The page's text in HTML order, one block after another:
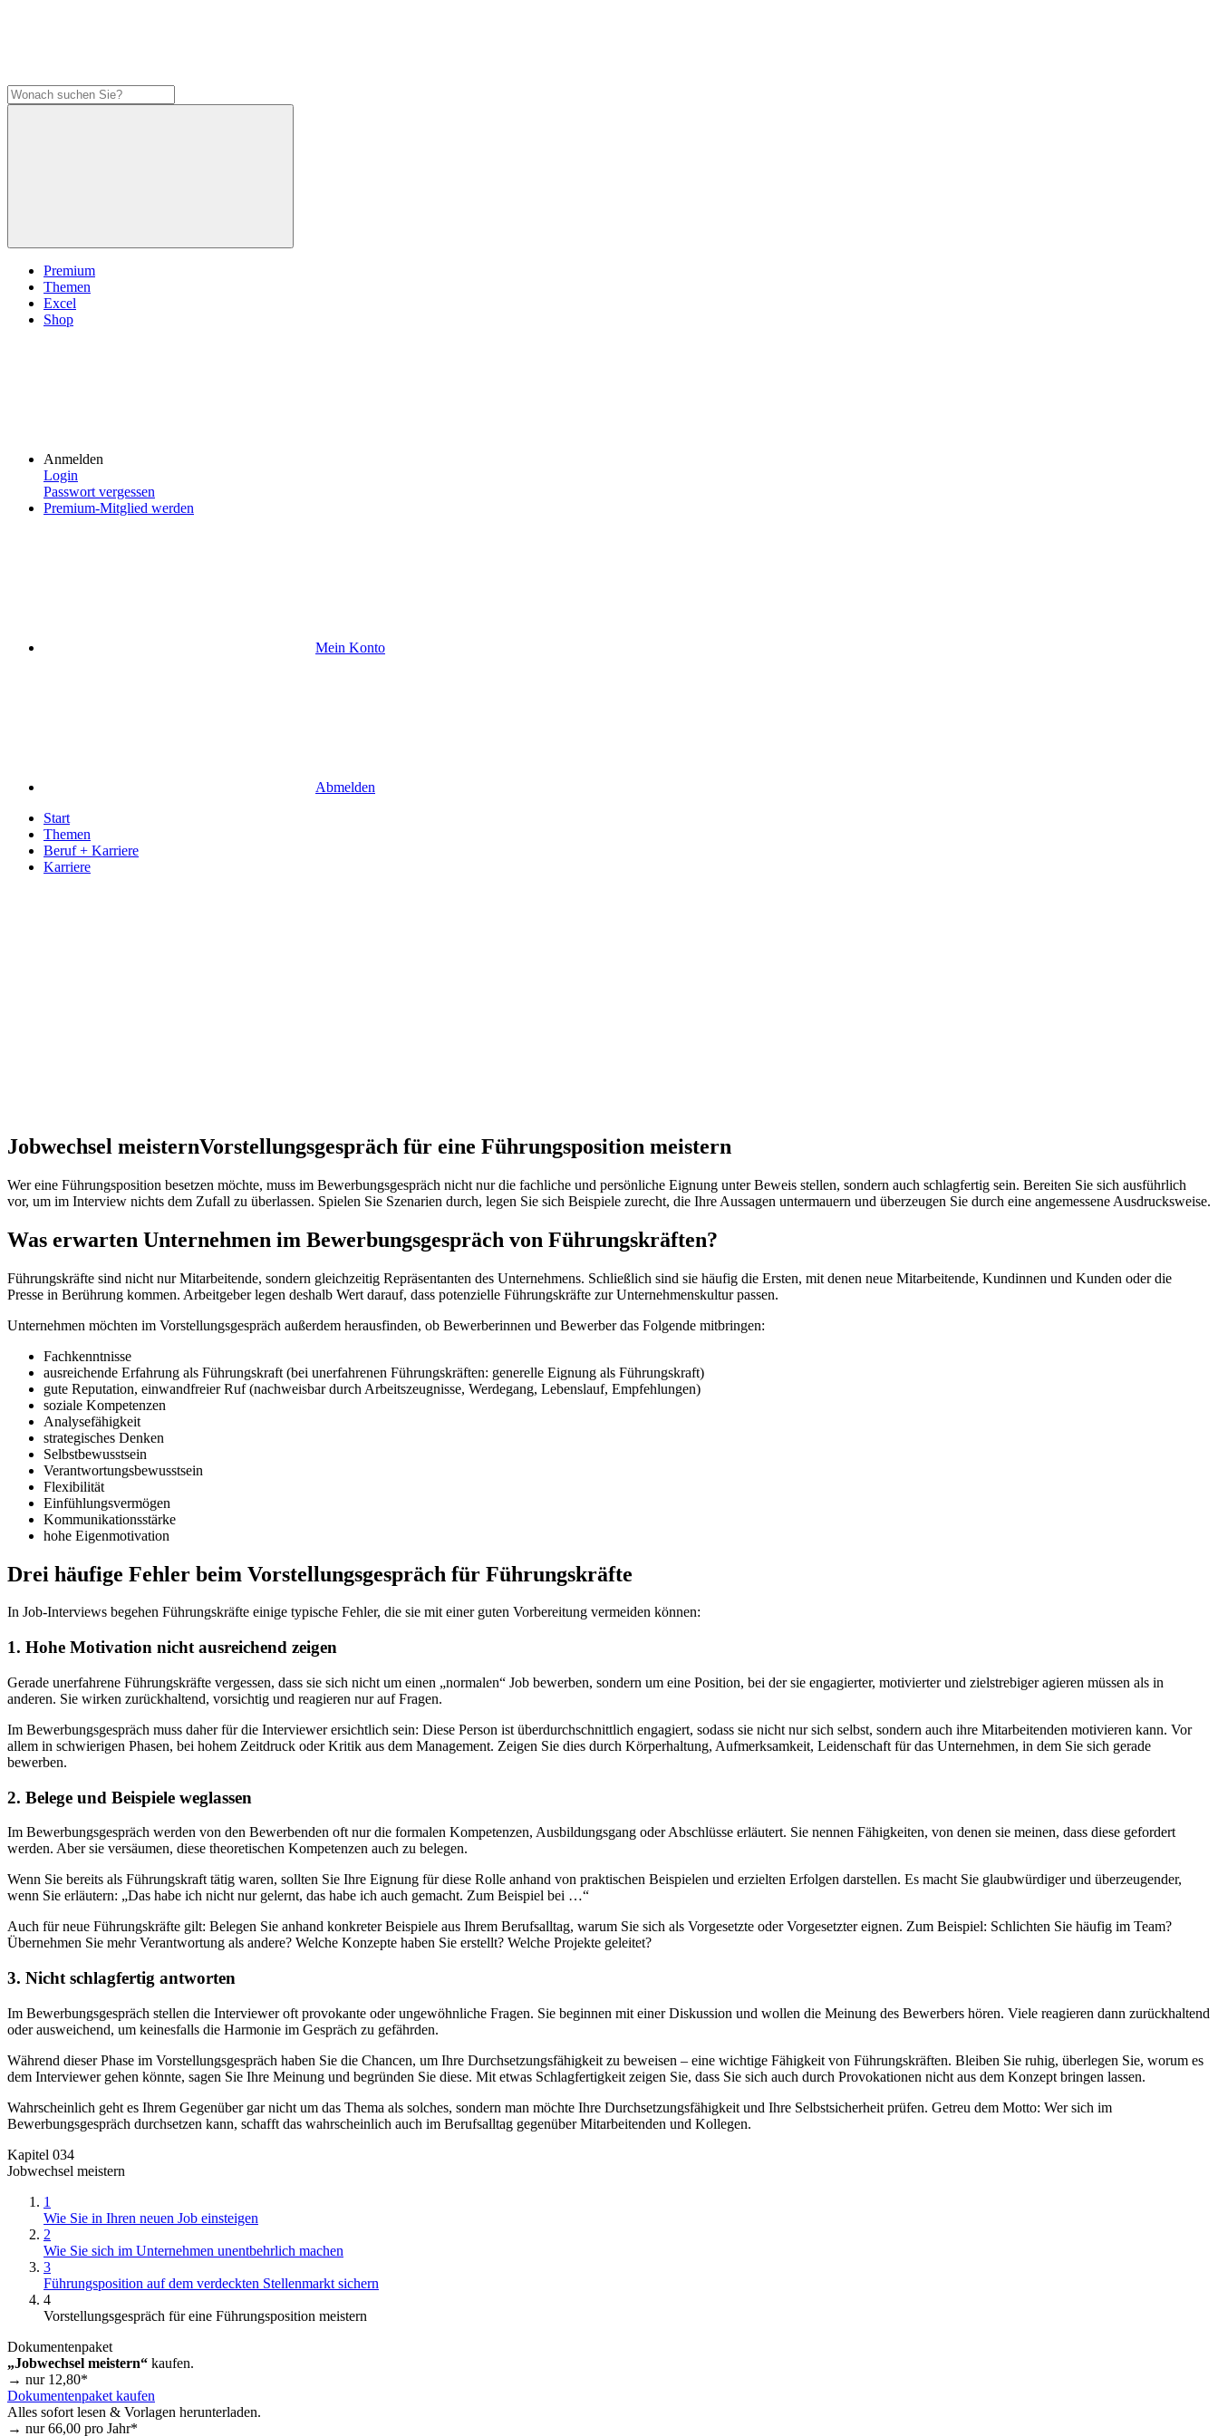
Premium
Themen
Excel
Shop
Anmelden
Login
Passwort vergessen
Premium-Mitglied werden
Mein Konto
Abmelden
Start
Themen
Beruf + Karriere
Karriere
Jobwechsel meisternVorstellungsgespräch für eine Führungsposition meistern
Wer eine Führungsposition besetzen möchte, muss im Bewerbungsgespräch nicht nur die fachliche und persönliche Eignung unter Beweis stellen, sondern auch schlagfertig sein. Bereiten Sie sich ausführlich
vor, um im Interview nichts dem Zufall zu überlassen. Spielen Sie Szenarien durch, legen Sie sich Beispiele zurecht, die Ihre Aussagen untermauern und überzeugen Sie durch eine angemessene Ausdrucksweise.
Was erwarten Unternehmen im Bewerbungsgespräch von Führungskräften?
Führungskräfte sind nicht nur Mitarbeitende, sondern gleichzeitig Repräsentanten des Unternehmens. Schließlich sind sie häufig die Ersten, mit denen neue Mitarbeitende, Kundinnen und Kunden oder die
Presse in Berührung kommen. Arbeitgeber legen deshalb Wert darauf, dass potenzielle Führungskräfte zur Unternehmenskultur passen.
Unternehmen möchten im Vorstellungsgespräch außerdem herausfinden, ob Bewerberinnen und Bewerber das Folgende mitbringen:
Fachkenntnisse
ausreichende Erfahrung als Führungskraft (bei unerfahrenen Führungskräften: generelle Eignung als Führungskraft)
gute Reputation, einwandfreier Ruf (nachweisbar durch Arbeitszeugnisse, Werdegang, Lebenslauf, Empfehlungen)
soziale Kompetenzen
Analysefähigkeit
strategisches Denken
Selbstbewusstsein
Verantwortungsbewusstsein
Flexibilität
Einfühlungsvermögen
Kommunikationsstärke
hohe Eigenmotivation
Drei häufige Fehler beim Vorstellungsgespräch für Führungskräfte
In Job-Interviews begehen Führungskräfte einige typische Fehler, die sie mit einer guten Vorbereitung vermeiden können:
1. Hohe Motivation nicht ausreichend zeigen
Gerade unerfahrene Führungskräfte vergessen, dass sie sich nicht um einen „normalen“ Job bewerben, sondern um eine Position, bei der sie engagierter, motivierter und zielstrebiger agieren müssen als in
anderen. Sie wirken zurückhaltend, vorsichtig und reagieren nur auf Fragen.
Im Bewerbungsgespräch muss daher für die Interviewer ersichtlich sein: Diese Person ist überdurchschnittlich engagiert, sodass sie nicht nur sich selbst, sondern auch ihre Mitarbeitenden motivieren kann. Vor
allem in schwierigen Phasen, bei hohem Zeitdruck oder Kritik aus dem Management. Zeigen Sie dies durch Körperhaltung, Aufmerksamkeit, Leidenschaft für das Unternehmen, in dem Sie sich gerade
bewerben.
2. Belege und Beispiele weglassen
Im Bewerbungsgespräch werden von den Bewerbenden oft nur die formalen Kompetenzen, Ausbildungsgang oder Abschlüsse erläutert. Sie nennen Fähigkeiten, von denen sie meinen, dass diese gefordert
werden. Aber sie versäumen, diese theoretischen Kompetenzen auch zu belegen.
Wenn Sie bereits als Führungskraft tätig waren, sollten Sie Ihre Eignung für diese Rolle anhand von praktischen Beispielen und erzielten Erfolgen darstellen. Es macht Sie glaubwürdiger und überzeugender,
wenn Sie erläutern: „Das habe ich nicht nur gelernt, das habe ich auch gemacht. Zum Beispiel bei …“
Auch für neue Führungskräfte gilt: Belegen Sie anhand konkreter Beispiele aus Ihrem Berufsalltag, warum Sie sich als Vorgesetzte oder Vorgesetzter eignen. Zum Beispiel: Schlichten Sie häufig im Team?
Übernehmen Sie mehr Verantwortung als andere? Welche Konzepte haben Sie erstellt? Welche Projekte geleitet?
3. Nicht schlagfertig antworten
Im Bewerbungsgespräch stellen die Interviewer oft provokante oder ungewöhnliche Fragen. Sie beginnen mit einer Diskussion und wollen die Meinung des Bewerbers hören. Viele reagieren dann zurückhaltend
oder ausweichend, um keinesfalls die Harmonie im Gespräch zu gefährden.
Während dieser Phase im Vorstellungsgespräch haben Sie die Chancen, um Ihre Durchsetzungsfähigkeit zu beweisen – eine wichtige Fähigkeit von Führungskräften. Bleiben Sie ruhig, überlegen Sie, worum es
dem Interviewer gehen könnte, sagen Sie Ihre Meinung und begründen Sie diese. Mit etwas Schlagfertigkeit zeigen Sie, dass Sie sich auch durch Provokationen nicht aus dem Konzept bringen lassen.
Wahrscheinlich geht es Ihrem Gegenüber gar nicht um das Thema als solches, sondern man möchte Ihre Durchsetzungsfähigkeit und Ihre Selbstsicherheit prüfen. Getreu dem Motto: Wer sich im
Bewerbungsgespräch durchsetzen kann, schafft das wahrscheinlich auch im Berufsalltag gegenüber Mitarbeitenden und Kollegen.
Kapitel 034
Jobwechsel meistern
1
Wie Sie in Ihren neuen Job einsteigen
2
Wie Sie sich im Unternehmen unentbehrlich machen
3
Führungsposition auf dem verdeckten Stellenmarkt sichern
4
Vorstellungsgespräch für eine Führungsposition meistern
Dokumentenpaket
„Jobwechsel meistern“ kaufen.
→ nur 12,80*
Dokumentenpaket kaufen
Alles sofort lesen & Vorlagen herunterladen.
→ nur66,00 pro Jahr*